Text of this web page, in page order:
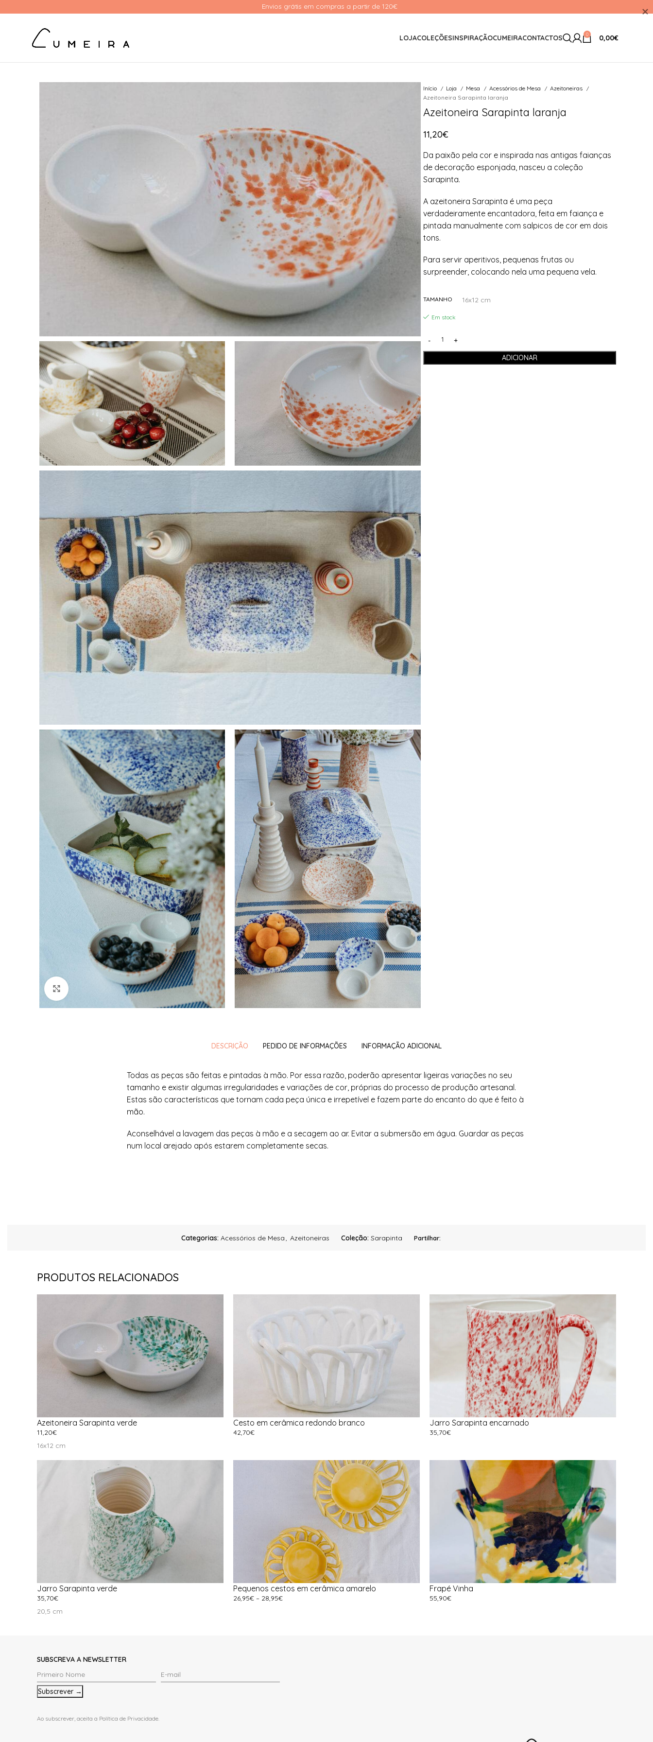
LOJACOLEÇÕESINSPIRAÇÃOCUMEIRACONTACTOS 0 0,00€
Início Loja Mesa Acessórios de Mesa
Azeitoneiras
Azeitoneira Sarapinta laranja
Azeitoneira Sarapinta laranja
11,20€
Da paixão pela cor e inspirada nas antigas faianças
de decoração esponjada, nasceu a coleção
Sarapinta.
A azeitoneira Sarapinta é uma peça
verdadeiramente encantadora, feita em faiança e
pintada manualmente com salpicos de cor em dois
tons.
Para servir aperitivos, pequenas frutas ou
surpreender, colocando nela uma pequena vela.
TAMANHO 16x12 cm
Em stock
ADICIONAR
DESCRIÇÃO PEDIDO DE INFORMAÇÕES INFORMAÇÃO ADICIONAL
Todas as peças são feitas e pintadas à mão. Por essa razão, poderão apresentar ligeiras variações no seu
tamanho e existir algumas irregularidades e variações de cor, próprias do processo de produção artesanal.
Estas são características que tornam cada peça única e irrepetível e fazem parte do encanto do que é feito à
mão.
Aconselhável a lavagem das peças à mão e a secagem ao ar. Evitar a submersão em água. Guardar as peças
num local arejado após estarem completamente secas.
Categorias: Acessórios de Mesa, Azeitoneiras Coleção: Sarapinta Partilhar:
PRODUTOS RELACIONADOS
Azeitoneira Sarapinta verde
11,20€
Ver Opções
16x12 cm
Cesto em cerâmica redondo branco
42,70€
Jarro Sarapinta encarnado
35,70€
Jarro Sarapinta verde
35,70€
Ver Opções
20,5 cm
Pequenos cestos em cerâmica amarelo
26,95€ – 28,95€
Frapé Vinha
55,90€
SUBSCREVA A NEWSLETTER
Primeiro
Nome
*
E-
mail
Ao subscrever, aceita a Política de Privacidade
Envios grátis em compras a partir de 120€